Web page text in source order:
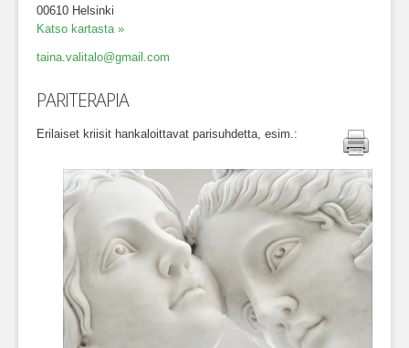
00610 Helsinki
Katso kartasta »
taina.valitalo@gmail.com
PARITERAPIA
Tulosta
Erilaiset kriisit hankaloittavat parisuhdetta, esim.: